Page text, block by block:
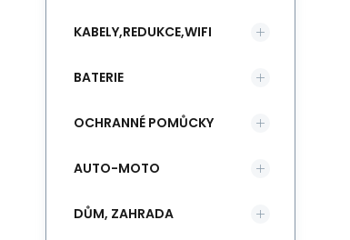
KABELY,REDUKCE,WIFI
BATERIE
OCHRANNÉ POMŮCKY
AUTO-MOTO
DŮM, ZAHRADA